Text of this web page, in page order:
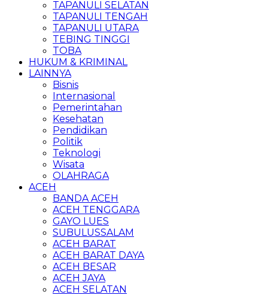
TAPANULI SELATAN
TAPANULI TENGAH
TAPANULI UTARA
TEBING TINGGI
TOBA
HUKUM & KRIMINAL
LAINNYA
Bisnis
Internasional
Pemerintahan
Kesehatan
Pendidikan
Politik
Teknologi
Wisata
OLAHRAGA
ACEH
BANDA ACEH
ACEH TENGGARA
GAYO LUES
SUBULUSSALAM
ACEH BARAT
ACEH BARAT DAYA
ACEH BESAR
ACEH JAYA
ACEH SELATAN